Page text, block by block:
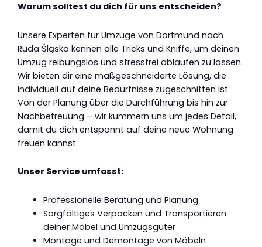
Warum solltest du dich für uns entscheiden?
Unsere Experten für Umzüge von Dortmund nach
Ruda Śląska kennen alle Tricks und Kniffe, um deinen
Umzug reibungslos und stressfrei ablaufen zu lassen.
Wir bieten dir eine maßgeschneiderte Lösung, die
individuell auf deine Bedürfnisse zugeschnitten ist.
Von der Planung über die Durchführung bis hin zur
Nachbetreuung – wir kümmern uns um jedes Detail,
damit du dich entspannt auf deine neue Wohnung
freuen kannst.
Unser Service umfasst:
Professionelle Beratung und Planung
Sorgfältiges Verpacken und Transportieren
deiner Möbel und Umzugsgüter
Montage und Demontage von Möbeln